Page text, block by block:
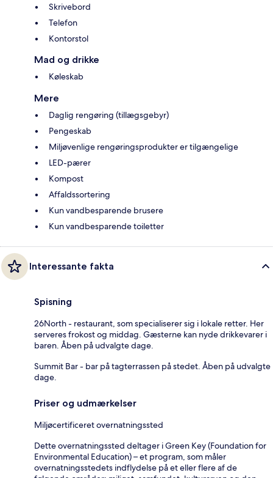
Skrivebord
Telefon
Kontorstol
Mad og drikke
Køleskab
Mere
Daglig rengøring (tillægsgebyr)
Pengeskab
Miljøvenlige rengøringsprodukter er tilgængelige
LED-pærer
Kompost
Affaldssortering
Kun vandbesparende brusere
Kun vandbesparende toiletter
Interessante fakta
Spisning
26North - restaurant, som specialiserer sig i lokale retter. Her
serveres frokost og middag. Gæsterne kan nyde drikkevarer i
baren. Åben på udvalgte dage.
Summit Bar - bar på tagterrassen på stedet. Åben på udvalgte
dage.
Priser og udmærkelser
Miljøcertificeret overnatningssted
Dette overnatningssted deltager i Green Key (Foundation for
Environmental Education) – et program, som måler
overnatningsstedets indflydelse på et eller flere af de